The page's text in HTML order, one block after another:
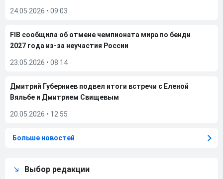
24.05.2026 • 09:03
FIB сообщила об отмене чемпионата мира по бенди
2027 года из-за неучастия России
23.05.2026 • 08:14
Дмитрий Губерниев подвел итоги встречи с Еленой
Вяльбе и Дмитрием Свищевым
20.05.2026 • 12:55
Больше новостей
Выбор редакции